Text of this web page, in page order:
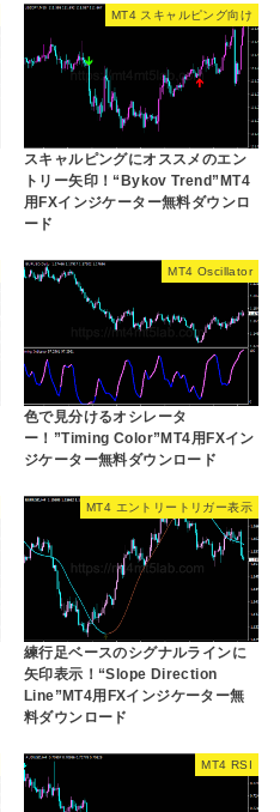
MT4 スキャルピング向け
スキャルピングにオススメのエン
トリー矢印！“Bykov Trend”MT4
用FXインジケーター無料ダウンロ
ード
MT4 Oscillator
色で見分けるオシレータ
ー！”Timing Color”MT4用FXイン
ジケーター無料ダウンロード
MT4 エントリートリガー表示
練行足ベースのシグナルラインに
矢印表示！“Slope Direction
Line”MT4用FXインジケーター無
料ダウンロード
MT4 RSI